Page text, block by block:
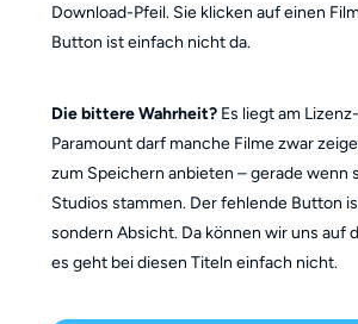
Download-Pfeil. Sie klicken auf einen
Button ist einfach nicht da.
Die bittere Wahrheit?Es liegt am
Paramount darf manche Filme zwar
zum Speichern anbieten – gerade wenn
Studios stammen. Der fehlende Button
sondern Absicht. Da können wir uns auf
es geht bei diesen Titeln einfach nicht.